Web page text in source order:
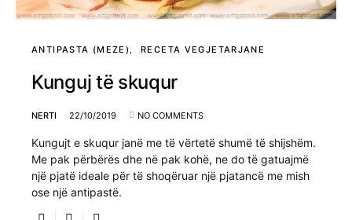
ANTIPASTA (MEZE) RECETA VEGJETARJANE
Kunguj të skuqur
NERTI 22/10/2019 NO COMMENTS
Kungujt e skuqur janë me të vërtetë shumë të shijshëm.
Me pak përbërës dhe në pak kohë, ne do të gatuajmë
një pjatë ideale për të shoqëruar një pjatancë me mish
ose një antipastë.